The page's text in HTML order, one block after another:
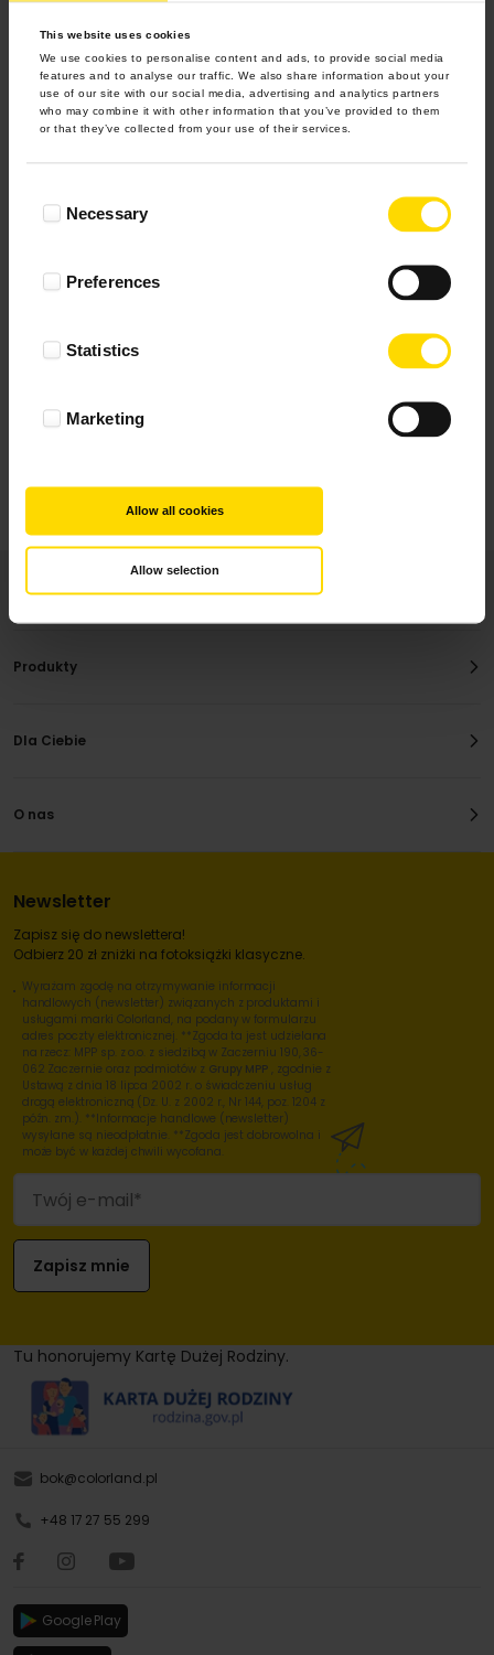
This website uses cookies
We use cookies to personalise content and ads, to provide social media
features and to analyse our traffic. We also share information about your
use of our site with our social media, advertising and analytics partners
who may combine it with other information that you’ve provided to them
or that they’ve collected from your use of their services.
SelectionNecessary
Preferences
Statistics
Marketing
Allow all cookies
Allow selection
Rozwiń
5.0 z 5.0
Najbardziej pomocne oceny, które doradzą Ci
Produkty
Dla Ciebie
O nas
Newsletter
Zapisz się do newslettera!
Odbierz 20 zł zniżki na fotoksiążki klasyczne.
Wyrażam zgodę na otrzymywanie informacji
handlowych (newsletter) związanych z produktami i
usługami marki Colorland, na podany w formularzu
adres poczty elektronicznej. **Zgoda ta jest udzielana
na rzecz: MPP sp. z o.o. z siedzibą w Zaczerniu 190, 36-
062 Zaczernie oraz podmiotów z Grupy MPP , zgodnie z
Ustawą z dnia 18 lipca 2002 r. o świadczeniu usług
drogą elektroniczną (Dz. U. z 2002 r., Nr 144, poz. 1204 z
późn. zm.). **Informacje handlowe (newsletter)
wysyłane są nieodpłatnie. **Zgoda jest dobrowolna i
może być w każdej chwili wycofana.
Tu honorujemy Kartę Dużej Rodziny.
bok@colorland.pl
+48 17 27 55 299
Google Play